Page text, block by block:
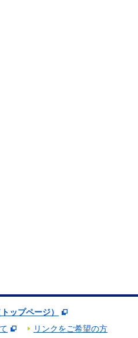
ップページ）
リンクをご希望の方